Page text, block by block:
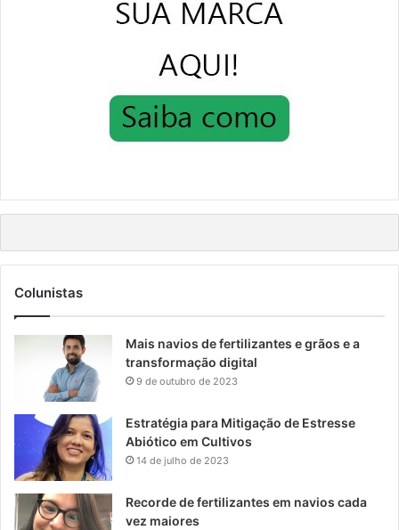
Colunistas
Mais navios de fertilizantes e grãos e a
transformação digital
9 de outubro de 2023
Estratégia para Mitigação de Estresse
Abiótico em Cultivos
14 de julho de 2023
Recorde de fertilizantes em navios cada
vez maiores